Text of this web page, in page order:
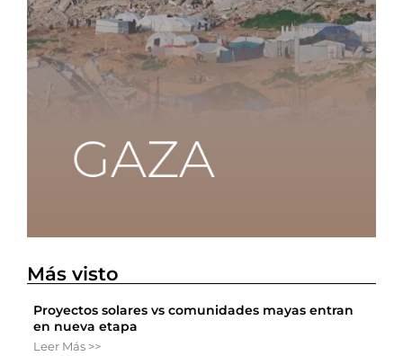
Más visto
Proyectos solares vs comunidades mayas entran
en nueva etapa
Leer Más >>